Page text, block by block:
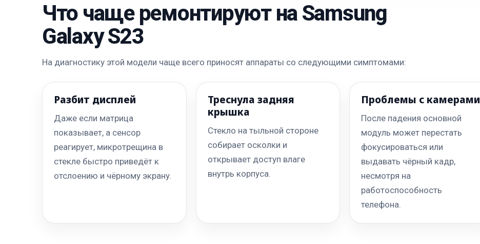
Что чаще ремонтируют на Samsung
Galaxy S23
На диагностику этой модели чаще всего приносят аппараты со следующими симптомами:
Разбит дисплей
Даже если матрица
показывает, а сенсор
реагирует, микротрещина в
стекле быстро приведёт к
отслоению и чёрному экрану.
Треснула задняя
крышка
Стекло на тыльной стороне
собирает осколки и
открывает доступ влаге
внутрь корпуса.
Проблемы с камерами
После падения основной
модуль может перестать
фокусироваться или
выдавать чёрный кадр,
несмотря на
работоспособность
телефона.